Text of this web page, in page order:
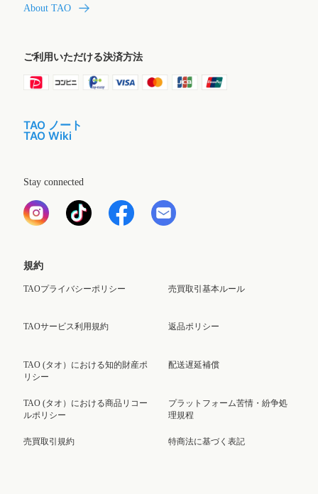
About TAO
ご利用いただける決済方法
TAO ノート
TAO Wiki
Stay connected
規約
TAOプライバシーポリシー
TAOサービス利用規約
TAO (タオ）における知的財産ポ
リシー
TAO (タオ）における商品リコー
ルポリシー
売買取引規約
売買取引基本ルール
返品ポリシー
配送遅延補償
プラットフォーム苦情・紛争処
理規程
特商法に基づく表記